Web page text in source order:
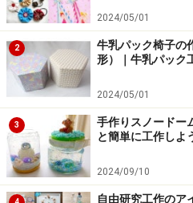
【手順5】
出来上がりは、こんな感じで
を丸くカットしたものを、手
鯉のぼりモビールは
カラフルに手作りアレ
2024/05/01
2
牛乳パック椅子の
形）｜牛乳パック
2024/05/01
3
手作りスノードー
と簡単に工作しよ
2024/09/10
自由研究工作のア